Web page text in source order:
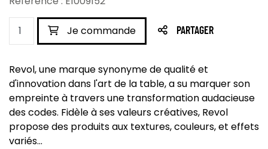
Je commande PARTAGER
Revol, une marque synonyme de qualité et
d'innovation dans l'art de la table, a su marquer son
empreinte à travers une transformation audacieuse
des codes. Fidèle à ses valeurs créatives, Revol
propose des produits aux textures, couleurs, et effets
variés...